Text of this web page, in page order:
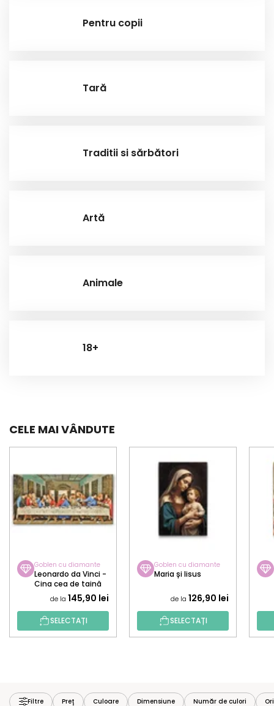
Pentru copii
Tară
Traditii si sărbători
Artă
Animale
18+
CELE MAI VÂNDUTE
Goblen cu diamante
Leonardo da Vinci -
Cina cea de taină
de la 145,90 lei
SELECTAȚI
Goblen cu diamante
Maria și Iisus
de la 126,90 lei
SELECTAȚI
Filtre Preţ Culoare Dimensiune Număr de culori